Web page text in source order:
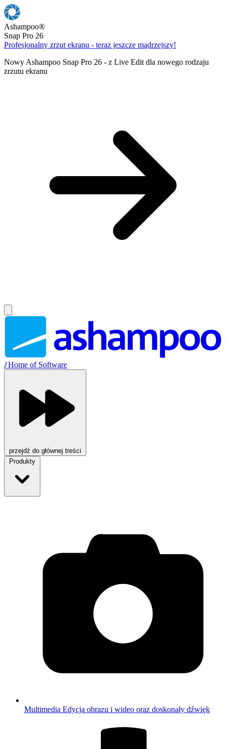
Ashampoo®
Snap Pro 26
Profesjonalny zrzut ekranu - teraz jeszcze mądrzejszy!
Nowy Ashampoo Snap Pro 26 - z Live Edit dla nowego rodzaju
zrzutu ekranu
//Home of Software
przejdź do głównej treści
Produkty
Multimedia Edycja obrazu i wideo oraz doskonały dźwięk